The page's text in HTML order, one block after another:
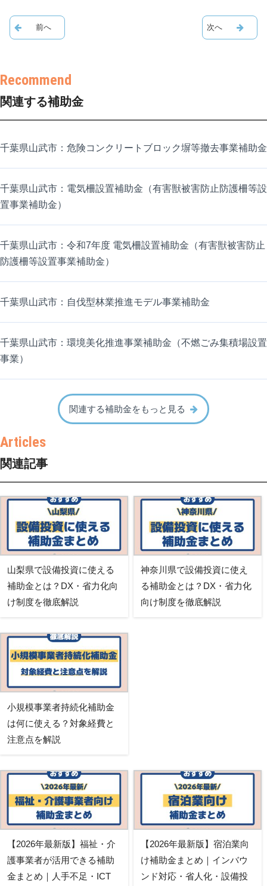
関連する補助金
千葉県山武市：危険コンクリートブロック塀等撤去事業補助金
千葉県山武市：電気柵設置補助金（有害獣被害防止防護柵等設
置事業補助金）
千葉県山武市：令和7年度 電気柵設置補助金（有害獣被害防止
防護柵等設置事業補助金）
千葉県山武市：自伐型林業推進モデル事業補助金
千葉県山武市：環境美化推進事業補助金（不燃ごみ集積場設置
事業）
関連する補助金をもっと見る
関連記事
山梨県で設備投資に使える
補助金とは？DX・省力化向
け制度を徹底解説
神奈川県で設備投資に使え
る補助金とは？DX・省力化
向け制度を徹底解説
小規模事業者持続化補助金
は何に使える？対象経費と
注意点を解説
【2026年最新版】福祉・介
護事業者が活用できる補助
金まとめ｜人手不足・ICT
【2026年最新版】宿泊業向
け補助金まとめ｜インバウ
ンド対応・省人化・設備投